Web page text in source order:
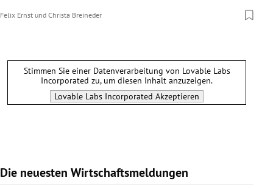
Felix Ernst und Christa Breineder
Stimmen Sie einer Datenverarbeitung von Lovable Labs
Incorporated zu, um diesen Inhalt anzuzeigen.
Lovable Labs Incorporated Akzeptieren
Die neuesten Wirtschaftsmeldungen